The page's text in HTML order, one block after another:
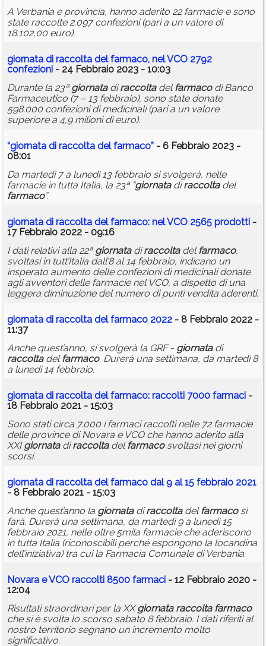
A Verbania e provincia, hanno aderito 22 farmacie e sono
state raccolte 2.097 confezioni (pari a un valore di
18.102,00 euro).
giornata di raccolta delfarmaco, nel VCO 2792
confezioni - 24 Febbraio 2023 - 10:03
Durante la 23ª giornatadiraccoltadelfarmacodi Banco
Farmaceutico (7 – 13 febbraio), sono state donate
598.000 confezioni di medicinali (pari a un valore
superiore a 4,9 milioni di euro).
“giornata di raccolta delfarmaco” - 6 Febbraio 2023 -
08:01
Da martedì 7 a lunedì 13 febbraio si svolgerà, nelle
farmacie in tutta Italia, la 23ª “giornatadiraccoltadel
farmaco”.
giornata di raccolta delfarmaco: nel VCO 2565 prodotti -
17 Febbraio 2022 - 09:16
I dati relativi alla 22ª giornatadiraccoltadelfarmaco,
svoltasi in tutt’Italia dall’8 al 14 febbraio, indicano un
insperato aumento delle confezioni di medicinali donate
agli avventori delle farmacie nel VCO, a dispetto di una
leggera diminuzione del numero di punti vendita aderenti.
giornata di raccolta delfarmaco 2022 - 8 Febbraio 2022 -
11:37
Anche quest’anno, si svolgerà la GRF - giornatadi
raccoltadelfarmaco. Durerà una settimana, da martedì 8
a lunedì 14 febbraio.
giornata di raccolta delfarmaco: raccolti 7000 farmaci -
18 Febbraio 2021 - 15:03
Sono stati circa 7.000 i farmaci raccolti nelle 72 farmacie
delle province di Novara e VCO che hanno aderito alla
XXIgiornatadiraccoltadelfarmacosvoltasi nei giorni
scorsi.
giornata di raccolta delfarmaco dal 9 al 15 febbraio 2021
- 8 Febbraio 2021 - 15:03
Anche quest’anno la giornatadiraccoltadelfarmacosi
farà. Durerà una settimana, da martedì 9 a lunedì 15
febbraio 2021, nelle oltre 5mila farmacie che aderiscono
in tutta Italia (riconoscibili perché espongono la locandina
dell’iniziativa) tra cui la Farmacia Comunale di Verbania.
Novara e VCO raccolti 8500 farmaci - 12 Febbraio 2020 -
12:04
Risultati straordinari per la XXgiornata raccolta farmaco
che si è svolta lo scorso sabato 8 febbraio. I dati riferiti al
nostro territorio segnano un incremento molto
significativo.